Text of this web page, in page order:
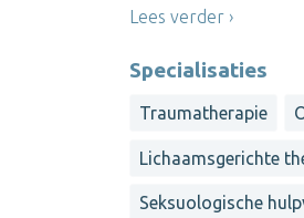
Lees verder
Specialisaties
Traumatherapie
Lichaamsgerichte
Seksuologische